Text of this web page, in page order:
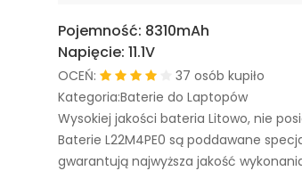
Pojemność: 8310mAh
Napięcie: 11.1V
OCEŃ:
37 osób kupiło
Kategoria:Baterie do Laptopów
Wysokiej jakości bateria Litowo, nie
Baterie L22M4PE0 są poddawane
gwarantują najwyższa jakość